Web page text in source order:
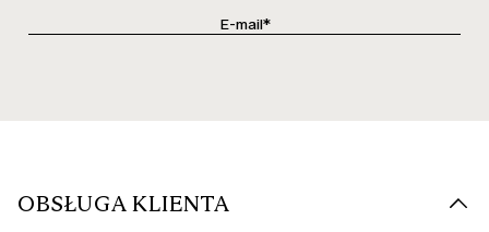
OBSŁUGA KLIENTA